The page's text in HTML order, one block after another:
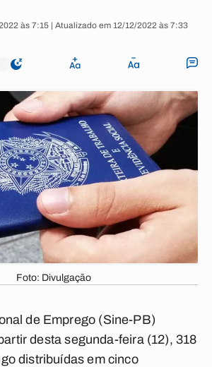
às 7:15 | Atualizado em 12/12/2022 às 7:33
Foto: Divulgação
de Emprego (Sine-PB)
desta segunda-feira (12), 318
distribuídas em cinco